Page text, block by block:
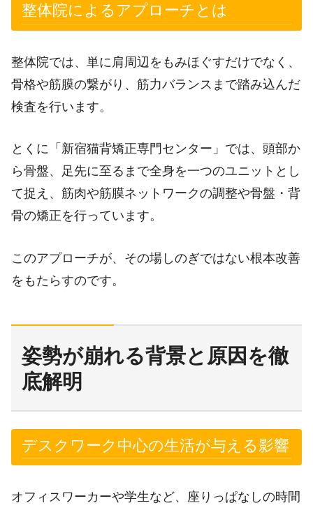
整体院によるアプローチとは
整体院では、単に肩周辺をもみほぐすだけでなく、
骨格や筋膜の繋がり、筋力バランスまで踏み込んだ
検査を行います。
とくに「新宿猫背矯正専門センター」では、頭部か
ら骨盤、足先に至るまで全身を一つのユニットとし
て捉え、筋肉や筋膜ネットワークの調整や骨盤・背
骨の矯正を行っています。
このアプローチが、その場しのぎではない根本改善
をもたらすのです。
姿勢が崩れる背景と原因を徹
底解明
デスクワーク中心の生活が与える影響
オフィスワーカーや学生など、座りっぱなしの時間